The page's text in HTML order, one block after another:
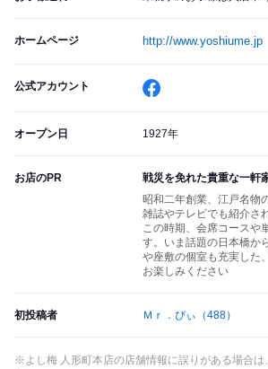
ホームページ http://www.yoshiume.jp
公式アカウント
オープン日 1927年
お店のPR
戦災を免れた貴重な一軒
昭和二年創業、江戸名物
雑誌やテレビでも紹介さ
この時期、会席コースや
す。いま話題の日本橋か
や座敷の個室も充実した
お楽しみください
初投稿者 Ｍｒ．ぴぃ （488）
※よし梅 人形町本店の店舗情報に誤りがある場合は